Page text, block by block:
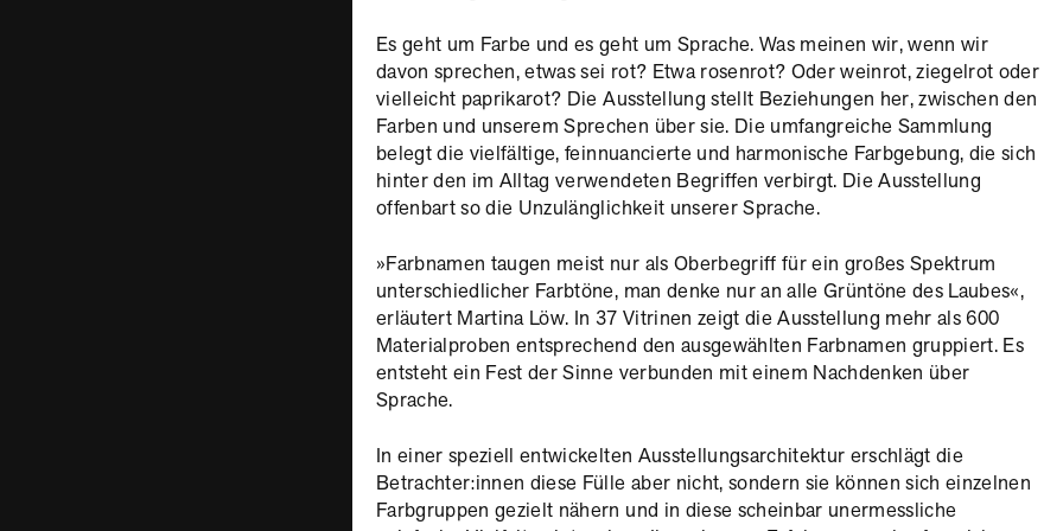
Es geht um Farbe und es geht um Sprache. Was meinen wir, wenn wir
davon sprechen, etwas sei rot? Etwa rosenrot? Oder weinrot, ziegelrot oder
vielleicht paprikarot? Die Ausstellung stellt Beziehungen her, zwischen den
Farben und unserem Sprechen über sie. Die umfangreiche Sammlung
belegt die vielfältige, feinnuancierte und harmonische Farbgebung, die sich
hinter den im Alltag verwendeten Begriffen verbirgt. Die Ausstellung
offenbart so die Unzulänglichkeit unserer Sprache.
»Farbnamen taugen meist nur als Oberbegriff für ein großes Spektrum
unterschiedlicher Farbtöne, man denke nur an alle Grüntöne des Laubes«,
erläutert Martina Löw. In 37 Vitrinen zeigt die Ausstellung mehr als 600
Materialproben entsprechend den ausgewählten Farbnamen gruppiert. Es
entsteht ein Fest der Sinne verbunden mit einem Nachdenken über
Sprache.
In einer speziell entwickelten Ausstellungsarchitektur erschlägt die
Betrachter:innen diese Fülle aber nicht, sondern sie können sich einzelnen
Farbgruppen gezielt nähern und in diese scheinbar unermessliche